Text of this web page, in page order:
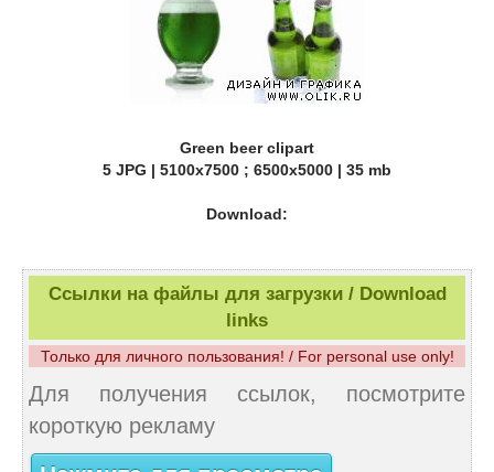
Green beer clipart
5 JPG | 5100x7500 ; 6500x5000 | 35 mb
Download:
Ссылки на файлы для загрузки / Download
links
Только для личного пользования! / For personal use only!
Для получения ссылок, посмотрите
короткую рекламу